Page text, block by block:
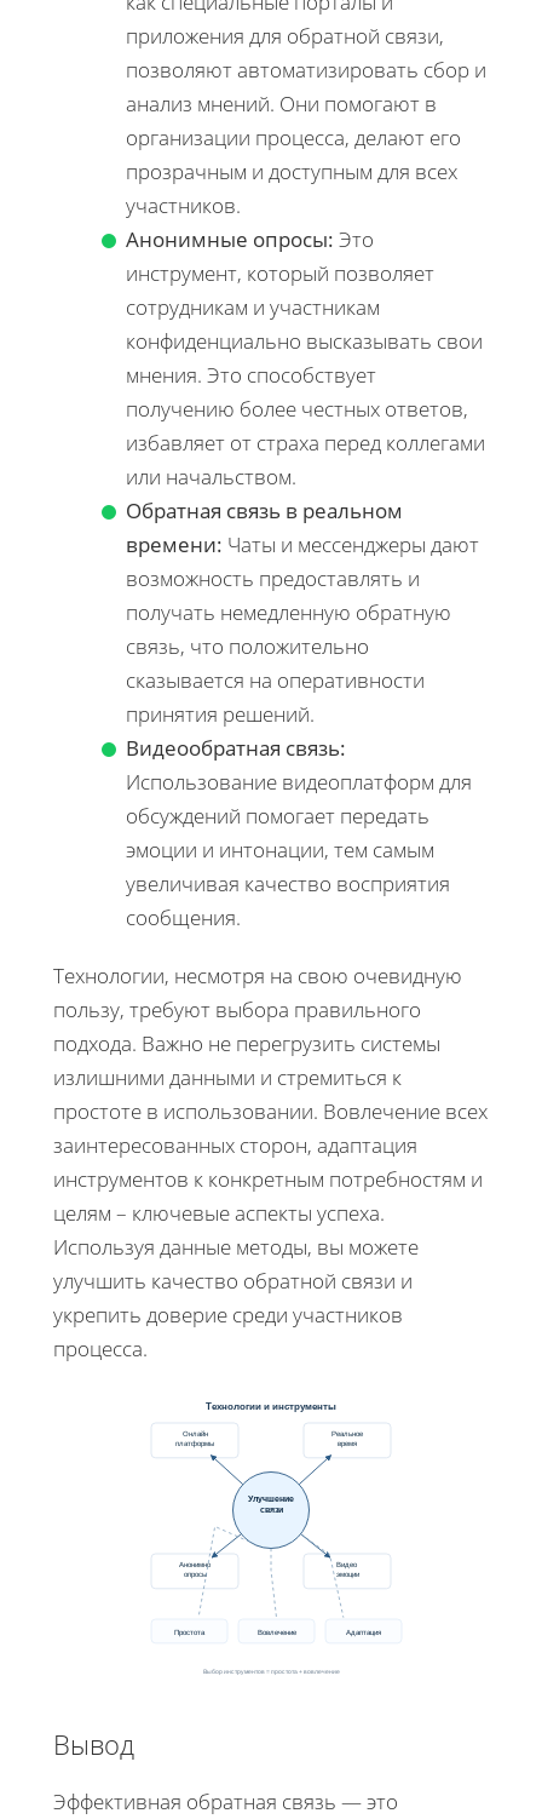
приложения для обратной связи,
позволяют автоматизировать сбор и
анализ мнений. Они помогают в
организации процесса, делают его
прозрачным и доступным для всех
участников.
Анонимные опросы: Это
инструмент, который позволяет
сотрудникам и участникам
конфиденциально высказывать свои
мнения. Это способствует
получению более честных ответов,
избавляет от страха перед коллегами
или начальством.
Обратная связь в реальном
времени: Чаты и мессенджеры дают
возможность предоставлять и
получать немедленную обратную
связь, что положительно
сказывается на оперативности
принятия решений.
Видеообратная связь:
Использование видеоплатформ для
обсуждений помогает передать
эмоции и интонации, тем самым
увеличивая качество восприятия
сообщения.
Технологии, несмотря на свою очевидную
пользу, требуют выбора правильного
подхода. Важно не перегрузить системы
излишними данными и стремиться к
простоте в использовании. Вовлечение всех
заинтересованных сторон, адаптация
инструментов к конкретным потребностям и
целям – ключевые аспекты успеха.
Используя данные методы, вы можете
улучшить качество обратной связи и
укрепить доверие среди участников
процесса.
Технологии и инструменты
Улучшение
связи
Онлайн
платформы
Реальное
время
Анонимно
опросы
Видео
эмоции
Простота Вовлечение Адаптация
Выбор инструментов = простота + вовлечение
Вывод
Эффективная обратная связь — это